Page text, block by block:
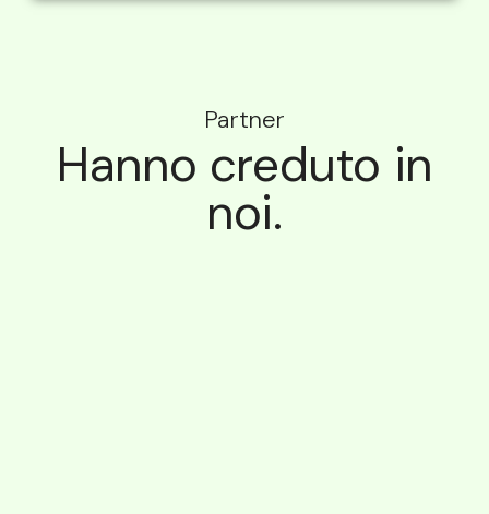
Partner
Hanno creduto in
noi.